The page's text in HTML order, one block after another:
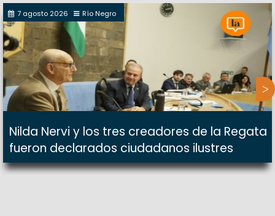
7 agosto 2026 Río Negro
Nilda Nervi y los tres creadores de la Regata
fueron declarados ciudadanos ilustres